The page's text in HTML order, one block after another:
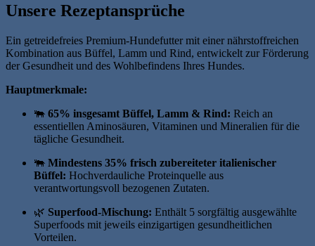
Unsere Rezeptansprüche
Ein getreidefreies Premium-Hundefutter mit einer nährstoffreichen
Kombination aus Büffel, Lamm und Rind, entwickelt zur Förderung
der Gesundheit und des Wohlbefindens Ihres Hundes.
Hauptmerkmale:
🐃 65% insgesamt Büffel, Lamm & Rind: Reich an
essentiellen Aminosäuren, Vitaminen und Mineralien für die
tägliche Gesundheit.
🐃 Mindestens 35% frisch zubereiteter italienischer
Büffel: Hochverdauliche Proteinquelle aus
verantwortungsvoll bezogenen Zutaten.
🌿 Superfood-Mischung: Enthält 5 sorgfältig ausgewählte
Superfoods mit jeweils einzigartigen gesundheitlichen
Vorteilen.